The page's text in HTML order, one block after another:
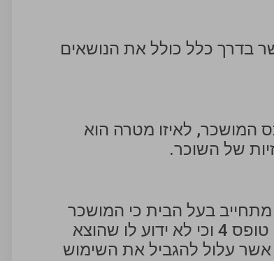
בדרך כלל כולל את הנושאים
המושכר, לאיזו מטרה הוא
של השוכר.
מתחייב בעל הבית כי המושכר
נבנה בהתאם להיתר הבנייה, כי התקבל בגינו טופס 4 וכי לא ידוע לו שהוצא
אשר עלול להגביל את השימוש